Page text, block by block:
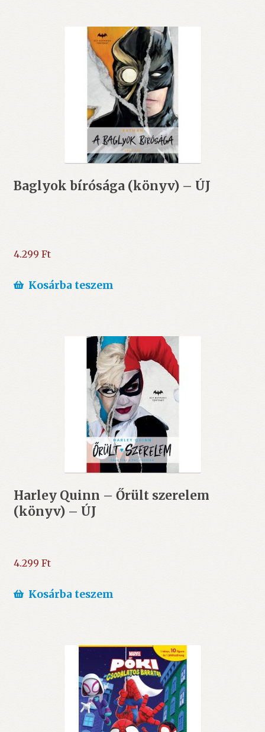
Baglyok bírósága (könyv) – ÚJ
4.299 Ft
Kosárba teszem
Harley Quinn – Őrült szerelem
(könyv) – ÚJ
4.299 Ft
Kosárba teszem